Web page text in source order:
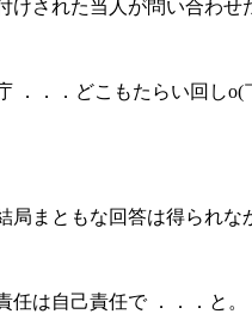
された当人が問い合わせ
．．．どこもたらい回しo(
局まともな回答は得られな
は自己責任で ．．．と。